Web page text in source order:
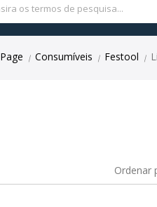
| Consumíveis | Festool |
Ordenar